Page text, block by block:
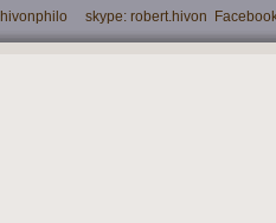
skype: robert.hivon